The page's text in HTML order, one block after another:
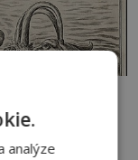
s
analýze